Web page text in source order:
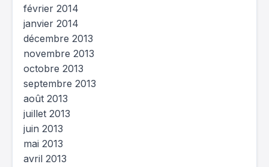
février 2014
janvier 2014
décembre 2013
novembre 2013
octobre 2013
septembre 2013
août 2013
juillet 2013
juin 2013
mai 2013
avril 2013